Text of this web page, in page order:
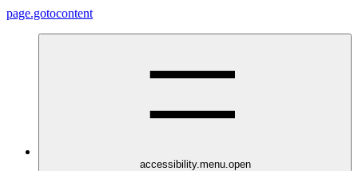
page.gotocontent
accessibility.menu.open